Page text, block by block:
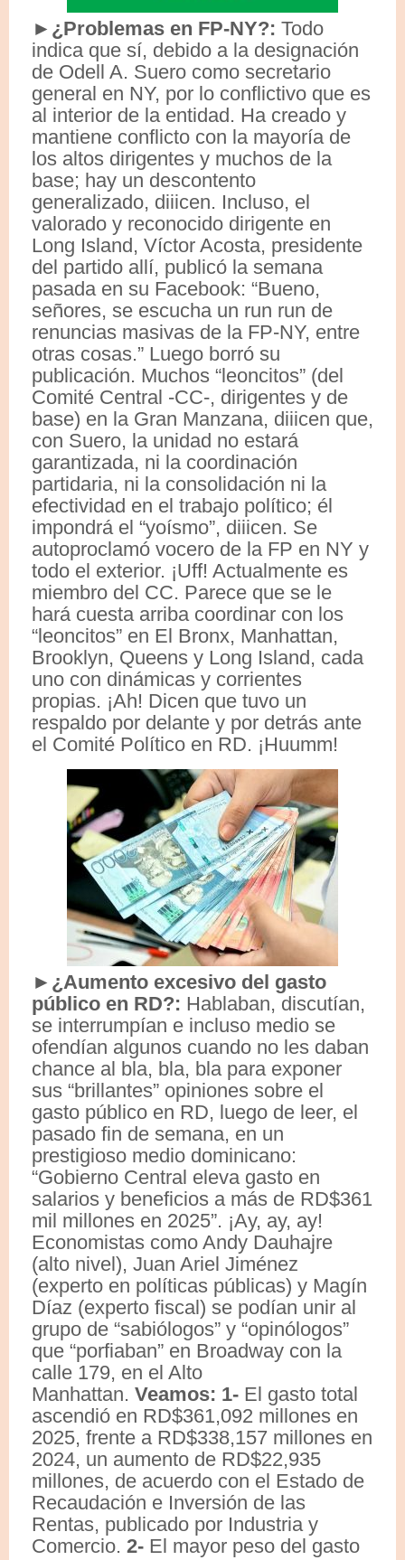
►¿Problemas en FP-NY?: Todo
indica que sí, debido a la designación
de Odell A. Suero como secretario
general en NY, por lo conflictivo que es
al interior de la entidad. Ha creado y
mantiene conflicto con la mayoría de
los altos dirigentes y muchos de la
base; hay un descontento
generalizado, diiicen. Incluso, el
valorado y reconocido dirigente en
Long Island, Víctor Acosta, presidente
del partido allí, publicó la semana
pasada en su Facebook: “Bueno,
señores, se escucha un run run de
renuncias masivas de la FP-NY, entre
otras cosas.” Luego borró su
publicación. Muchos “leoncitos” (del
Comité Central -CC-, dirigentes y de
base) en la Gran Manzana, diiicen que,
con Suero, la unidad no estará
garantizada, ni la coordinación
partidaria, ni la consolidación ni la
efectividad en el trabajo político; él
impondrá el “yoísmo”, diiicen. Se
autoproclamó vocero de la FP en NY y
todo el exterior. ¡Uff! Actualmente es
miembro del CC. Parece que se le
hará cuesta arriba coordinar con los
“leoncitos” en El Bronx, Manhattan,
Brooklyn, Queens y Long Island, cada
uno con dinámicas y corrientes
propias. ¡Ah! Dicen que tuvo un
respaldo por delante y por detrás ante
el Comité Político en RD. ¡Huumm!
►¿Aumento excesivo del gasto
público en RD?: Hablaban, discutían,
se interrumpían e incluso medio se
ofendían algunos cuando no les daban
chance al bla, bla, bla para exponer
sus “brillantes” opiniones sobre el
gasto público en RD, luego de leer, el
pasado fin de semana, en un
prestigioso medio dominicano:
“Gobierno Central eleva gasto en
salarios y beneficios a más de RD$361
mil millones en 2025”. ¡Ay, ay, ay!
Economistas como Andy Dauhajre
(alto nivel), Juan Ariel Jiménez
(experto en políticas públicas) y Magín
Díaz (experto fiscal) se podían unir al
grupo de “sabiólogos” y “opinólogos”
que “porfiaban” en Broadway con la
calle 179, en el Alto
Manhattan. Veamos: 1- El gasto total
ascendió en RD$361,092 millones en
2025, frente a RD$338,157 millones en
2024, un aumento de RD$22,935
millones, de acuerdo con el Estado de
Recaudación e Inversión de las
Rentas, publicado por Industria y
Comercio. 2- El mayor peso del gasto